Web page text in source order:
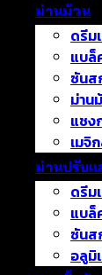
ม่านม้วน
ดรีม
แบล็
ซันส
ม่าน
แชง
เมจิ
ม่านปรับแ
ดรีม
แบล็
ซันส
อลูมิ